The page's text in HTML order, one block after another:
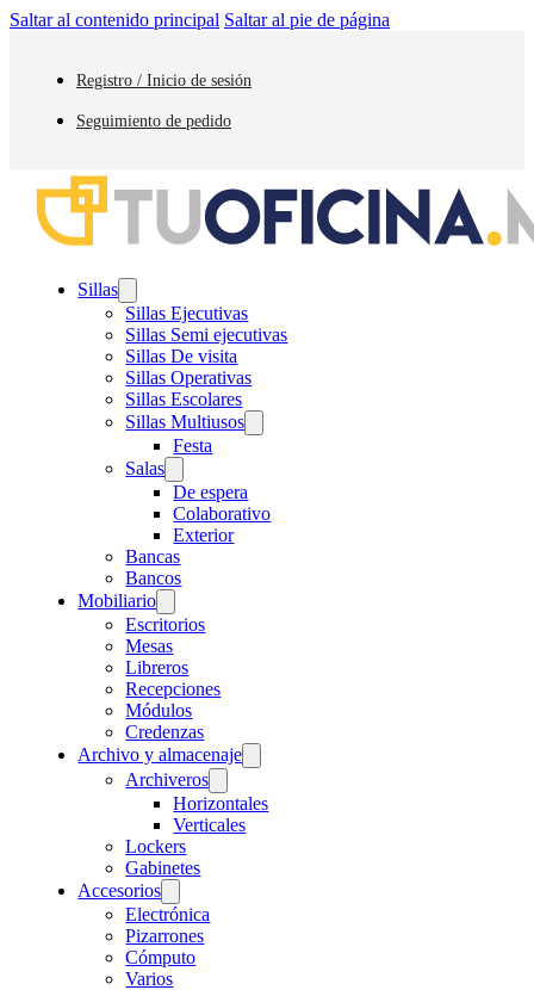
Saltar al contenido principal Saltar al pie de página
Registro / Inicio de sesión
Seguimiento de pedido
Sillas
Sillas Ejecutivas
Sillas Semi ejecutivas
Sillas De visita
Sillas Operativas
Sillas Escolares
Sillas Multiusos
Festa
Salas
De espera
Colaborativo
Exterior
Bancas
Bancos
Mobiliario
Escritorios
Mesas
Libreros
Recepciones
Módulos
Credenzas
Archivo y almacenaje
Archiveros
Horizontales
Verticales
Lockers
Gabinetes
Accesorios
Electrónica
Pizarrones
Cómputo
Varios